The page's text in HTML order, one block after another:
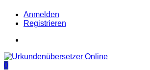
Anmelden
Registrieren
0